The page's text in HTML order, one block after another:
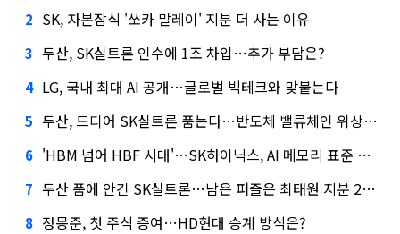
2 SK, 자본잠식 '쏘카 말레이' 지분 더 사는 이유
3 두산, SK실트론 인수에 1조 차입…추가 부담은?
4 LG, 국내 최대 AI 공개…글로벌 빅테크와 맞붙는다
5 두산, 드디어 SK실트론 품는다…반도체 밸류체인 위상 강화
6 'HBM 넘어 HBF 시대'…SK하이닉스, AI 메모리 표준 선점 나섰다
7 두산 품에 안긴 SK실트론…남은 퍼즐은 최태원 지분 29.4%
8 정몽준, 첫 주식 증여…HD현대 승계 방식은?